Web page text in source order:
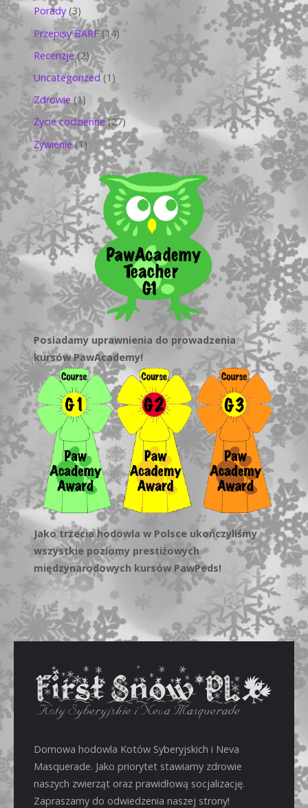
Porady(3)
Przepisy BARF(14)
Recenzje(2)
Uncategorized(1)
Zdrowie(1)
Życie codzienne(27)
Żywienie(1)
Posiadamy uprawnienia do prowadzenia
kursów PawAcademy!
Jako trzecia hodowla w Polsce ukończyliśmy
wszystkie poziomy prestiżowych
międzynarodowych kursów PawPeds!
Domowa hodowla Kotów Syberyjskich i Neva
Masquerade. Jako priorytet stawiamy zdrowie
naszych zwierząt oraz prawidłową socjalizację.
Zapraszamy do odwiedzenia naszej strony!